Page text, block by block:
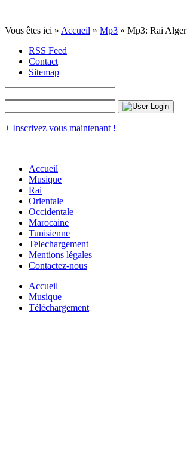
Vous êtes ici » Accueil » Mp3 » Mp3: Rai Alger
RSS Feed
Contact
Sitemap
+ Inscrivez vous maintenant !
Accueil
Musique
Rai
Orientale
Occidentale
Marocaine
Tunisienne
Telechargement
Mentions légales
Contactez-nous
Accueil
Musique
Téléchargement